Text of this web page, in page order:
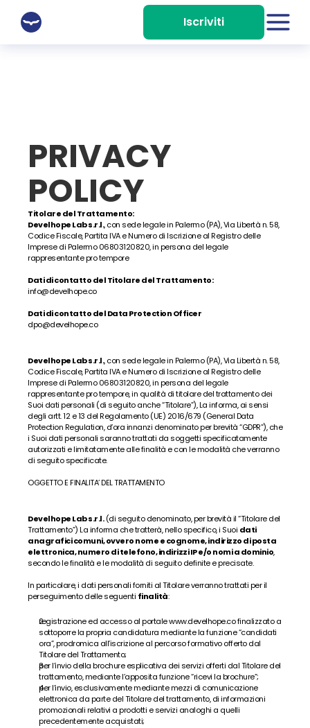
Iscriviti
Corso Live AI-Powered
4 o 10 settimane
Corso Flex Data
Fino a 12 mesi
Corso Live Web
5 mesi
Corso Live UX/UI
Corso Live Data & AI
5 mesi
Corso Live Digital Marketing/AI
Corso Flex Web
Fino a 12 mesi
Corso Flex Back-End
Fino a 12 mesi
Progetti
Chi Siamo
Aziende
FAQ
Blog
PRIVACY
POLICY
Titolare del Trattamento:
Develhope Lab s.r.l., con sede legale in Palermo (PA), Via Libertà n. 58,
Codice Fiscale, Partita IVA e Numero di Iscrizione al Registro delle
Imprese di Palermo 06803120820, in persona del legale
rappresentante pro tempore
Dati di contatto del Titolare del Trattamento:
info@develhope.co
Dati di contatto del Data Protection Officer
dpo@develhope.co
Develhope Lab s.r.l., con sede legale in Palermo (PA), Via Libertà n. 58,
Codice Fiscale, Partita IVA e Numero di Iscrizione al Registro delle
Imprese di Palermo 06803120820, in persona del legale
rappresentante pro tempore, in qualità di titolare del trattamento dei
Suoi dati personali (di seguito anche “Titolare”), La informa, ai sensi
degli artt. 12 e 13 del Regolamento (UE) 2016/679 (General Data
Protection Regulation, d’ora innanzi denominato per brevità “GDPR”), che
i Suoi dati personali saranno trattati da soggetti specificatamente
autorizzati e limitatamente alle finalità e con le modalità che verranno
di seguito specificate.
OGGETTO E FINALITA’ DEL TRATTAMENTO
Develhope Lab s.r.l. (di seguito denominato, per brevità il “Titolare del
Trattamento”) La informa che tratterà, nello specifico, i Suoi dati
anagrafici comuni, ovvero nome e cognome, indirizzo di posta
elettronica, numero di telefono, indirizzi IP e/o nomi a dominio,
secondo le finalità e le modalità di seguito definite e precisate.
In particolare, i dati personali forniti al Titolare verranno trattati per il
perseguimento delle seguenti finalità:
registrazione ed accesso al portale www.develhope.co finalizzato a
sottoporre la propria candidatura mediante la funzione “candidati
ora”, prodromica all’iscrizione al percorso formativo offerto dal
Titolare del Trattamento;
per l’invio della brochure esplicativa dei servizi offerti dal Titolare del
trattamento, mediante l’apposita funzione “ricevi la brochure”;
per l’invio, esclusivamente mediante mezzi di comunicazione
elettronica da parte del Titolare del trattamento, di informazioni
promozionali relativi a prodotti e servizi analoghi a quelli
precedentemente acquistati;